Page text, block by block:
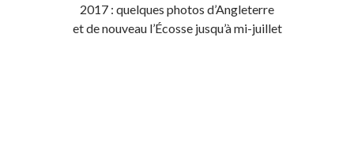
2017 : quelques photos d’Angleterre
et de nouveau l’Écosse jusqu’à mi-juillet